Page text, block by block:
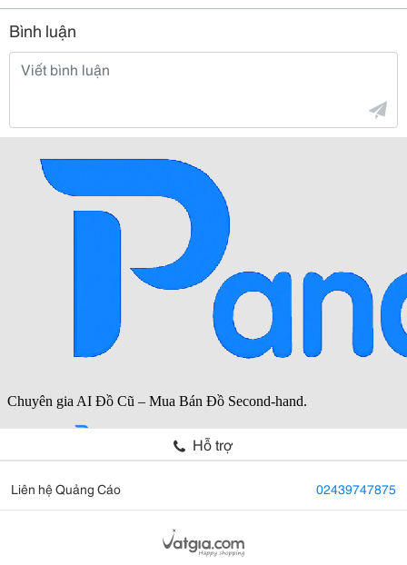
Bình luận
Hỗ trợ
Liên hệ Quảng Cáo 02439747875